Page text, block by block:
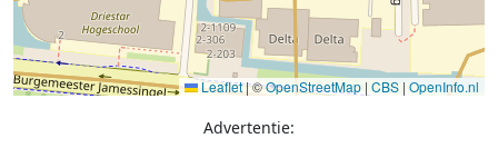
Leaflet|©OpenStreetMap | CBS | OpenInfo.nl
Advertentie: